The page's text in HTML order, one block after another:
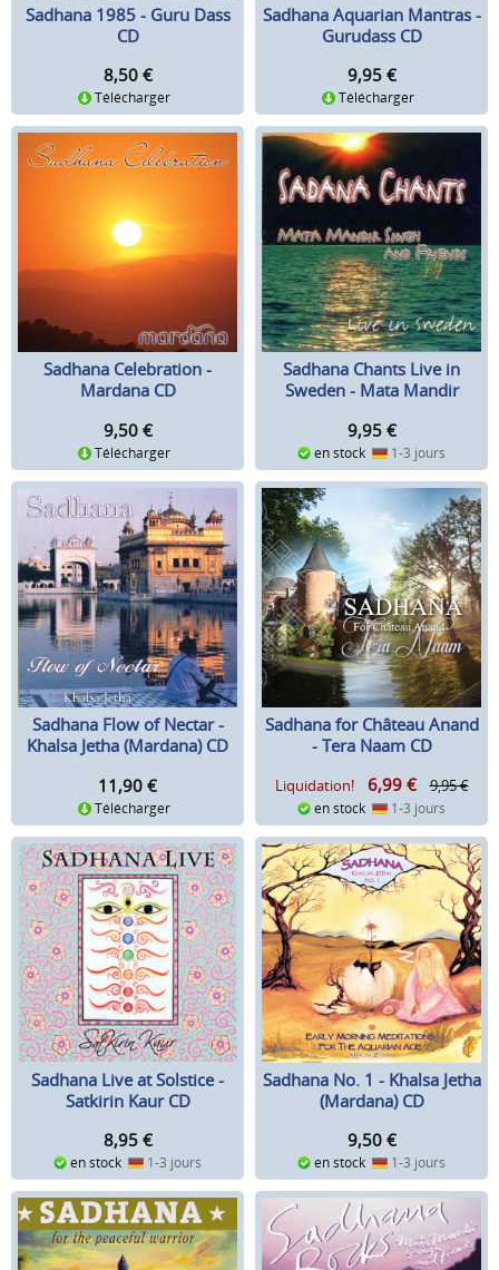
Sadhana 1985 - Guru Dass
CD
8,50 €
Télécharger
Sadhana Aquarian Mantras -
Gurudass CD
9,95 €
Télécharger
Sadhana Celebration -
Mardana CD
9,50 €
Télécharger
Sadhana Chants Live in
Sweden - Mata Mandir
9,95 €
en stock 1-3 jours
Sadhana Flow of Nectar -
Khalsa Jetha (Mardana) CD
11,90 €
Télécharger
Sadhana for Château Anand
- Tera Naam CD
Liquidation! 6,99 € 9,95 €
en stock 1-3 jours
Sadhana Live at Solstice -
Satkirin Kaur CD
8,95 €
en stock 1-3 jours
Sadhana No. 1 - Khalsa Jetha
(Mardana) CD
9,50 €
en stock 1-3 jours